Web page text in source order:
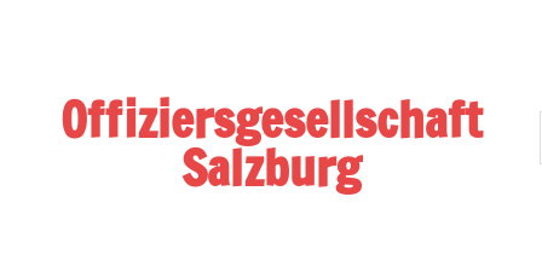
Offiziersgesellschaft
Salzburg